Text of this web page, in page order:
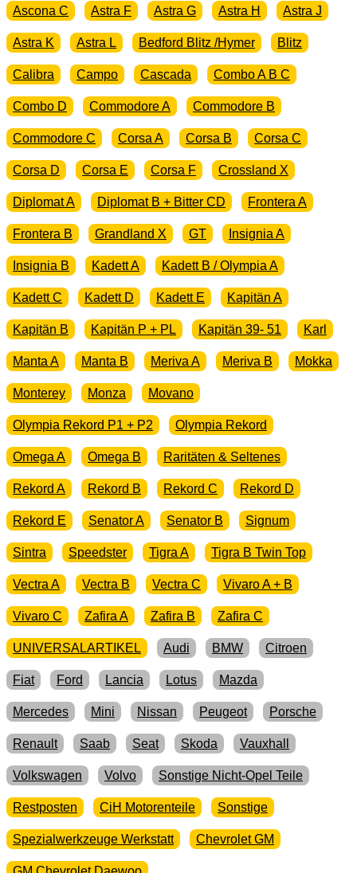
Ascona C Astra F Astra G Astra H Astra J
Astra K Astra L Bedford Blitz /Hymer Blitz
Calibra Campo Cascada Combo A B C
Combo D Commodore A Commodore B
Commodore C Corsa A Corsa B Corsa C
Corsa D Corsa E Corsa F Crossland X
Diplomat A Diplomat B + Bitter CD Frontera A
Frontera B Grandland X GT Insignia A
Insignia B Kadett A Kadett B / Olympia A
Kadett C Kadett D Kadett E Kapitän A
Kapitän B Kapitän P + PL Kapitän 39- 51 Karl
Manta A Manta B Meriva A Meriva B Mokka
Monterey Monza Movano
Olympia Rekord P1 + P2 Olympia Rekord
Omega A Omega B Raritäten & Seltenes
Rekord A Rekord B Rekord C Rekord D
Rekord E Senator A Senator B Signum
Sintra Speedster Tigra A Tigra B Twin Top
Vectra A Vectra B Vectra C Vivaro A + B
Vivaro C Zafira A Zafira B Zafira C
UNIVERSALARTIKEL Audi BMW Citroen
Fiat Ford Lancia Lotus Mazda
Mercedes Mini Nissan Peugeot Porsche
Renault Saab Seat Skoda Vauxhall
Volkswagen Volvo Sonstige Nicht-Opel Teile
Restposten CiH Motorenteile Sonstige
Spezialwerkzeuge Werkstatt Chevrolet GM